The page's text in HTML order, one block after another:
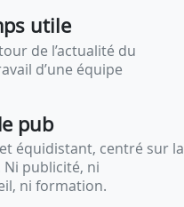
utile
de l’actualité du
d’une équipe
pub
équidistant, centré sur la
Ni publicité, ni
ni formation.